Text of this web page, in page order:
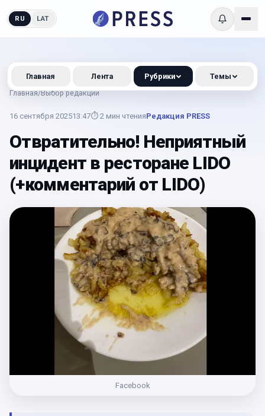
RU LAT
Главная/Выбор редакции
16 сентября 202513:47⏱ 2 мин чтенияРедакция PRESS
Отвратительно! Неприятный
инцидент в ресторане LIDO
(+комментарий от LIDO)
Facebook
Главная Лента Рубрики Темы